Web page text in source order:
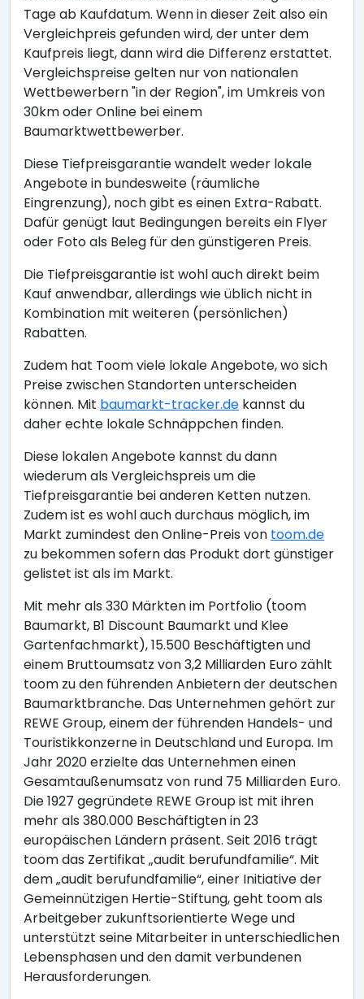
Tage ab Kaufdatum. Wenn in dieser Zeit also ein
Vergleichpreis gefunden wird, der unter dem
Kaufpreis liegt, dann wird die Differenz erstattet.
Vergleichspreise gelten nur von nationalen
Wettbewerbern "in der Region", im Umkreis von
30km oder Online bei einem
Baumarktwettbewerber.
Diese Tiefpreisgarantie wandelt weder lokale
Angebote in bundesweite (räumliche
Eingrenzung), noch gibt es einen Extra-Rabatt.
Dafür genügt laut Bedingungen bereits ein Flyer
oder Foto als Beleg für den günstigeren Preis.
Die Tiefpreisgarantie ist wohl auch direkt beim
Kauf anwendbar, allerdings wie üblich nicht in
Kombination mit weiteren (persönlichen)
Rabatten.
Zudem hat Toom viele lokale Angebote, wo sich
Preise zwischen Standorten unterscheiden
können. Mit baumarkt-tracker.de kannst du
daher echte lokale Schnäppchen finden.
Diese lokalen Angebote kannst du dann
wiederum als Vergleichspreis um die
Tiefpreisgarantie bei anderen Ketten nutzen.
Zudem ist es wohl auch durchaus möglich, im
Markt zumindest den Online-Preis von toom.de
zu bekommen sofern das Produkt dort günstiger
gelistet ist als im Markt.
Mit mehr als 330 Märkten im Portfolio (toom
Baumarkt, B1 Discount Baumarkt und Klee
Gartenfachmarkt), 15.500 Beschäftigten und
einem Bruttoumsatz von 3,2 Milliarden Euro zählt
toom zu den führenden Anbietern der deutschen
Baumarktbranche. Das Unternehmen gehört zur
REWE Group, einem der führenden Handels- und
Touristikkonzerne in Deutschland und Europa. Im
Jahr 2020 erzielte das Unternehmen einen
Gesamtaußenumsatz von rund 75 Milliarden Euro.
Die 1927 gegründete REWE Group ist mit ihren
mehr als 380.000 Beschäftigten in 23
europäischen Ländern präsent. Seit 2016 trägt
toom das Zertifikat „audit berufundfamilie“. Mit
dem „audit berufundfamilie“, einer Initiative der
Gemeinnützigen Hertie-Stiftung, geht toom als
Arbeitgeber zukunftsorientierte Wege und
unterstützt seine Mitarbeiter in unterschiedlichen
Lebensphasen und den damit verbundenen
Herausforderungen.